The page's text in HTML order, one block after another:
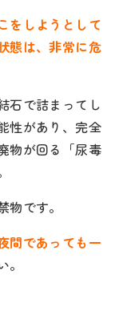
をしようとして
態は、非常に危
石で詰まってし
性があり、完全
物が回る「尿毒
です。
間であっても一